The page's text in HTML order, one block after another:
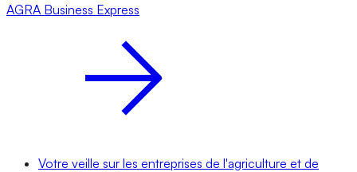
AGRA Business Express
Votre veille sur les entreprises de l'agriculture et de